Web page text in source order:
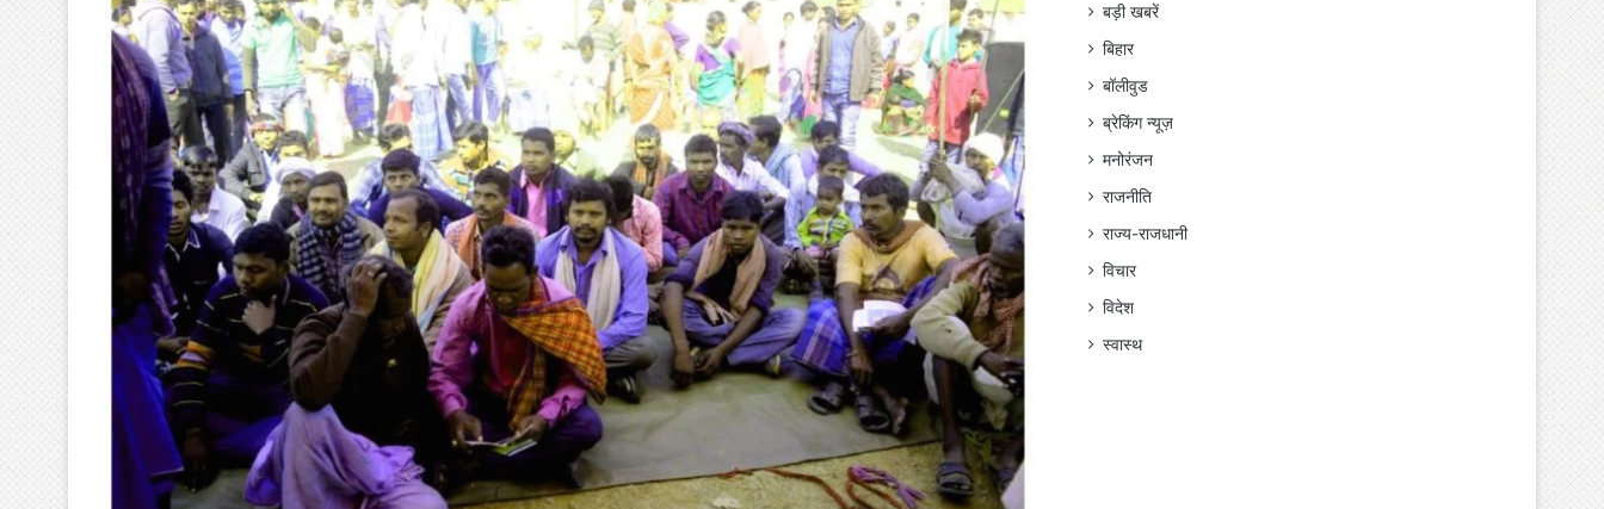
बड़ी खबरें
बिहार
बॉलीवुड
ब्रेकिंग न्यूज़
मनोरंजन
राजनीति
राज्य-राजधानी
विचार
विदेश
स्वास्थ